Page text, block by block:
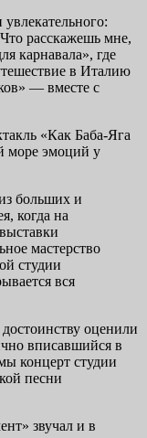
расскажешь мне,
карнавала», где
в Италию
— вместе с
«Как Баба-Яга
море эмоций у
больших и
когда на
мастерство
студии
вся
оценили
вписавшийся в
концерт студии
песни
звучал и в